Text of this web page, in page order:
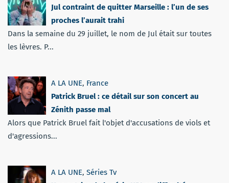
Jul contraint de quitter Marseille : l’un de ses
proches l’aurait trahi
Dans la semaine du 29 juillet, le nom de Jul était sur toutes
les lèvres. P...
A LA UNE, France
Patrick Bruel : ce détail sur son concert au
Zénith passe mal
Alors que Patrick Bruel fait l'objet d'accusations de viols et
d'agressions...
A LA UNE, Séries Tv